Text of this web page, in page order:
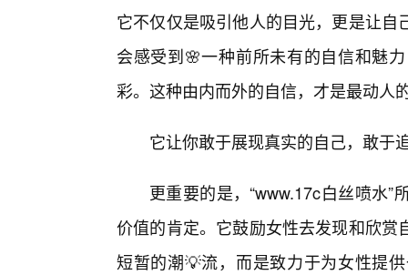
它不仅仅是吸引他人的目光，更是让
会感受到🌸一种前所未有的自信和魅
彩。这种由内而外的自信，才是最动人
它让你敢于展现真实的自己，敢于
更重要的是，“www.17c白丝喷水
价值的肯定。它鼓励女性去发现和欣
短暂的潮💡流，而是致力于为女性提